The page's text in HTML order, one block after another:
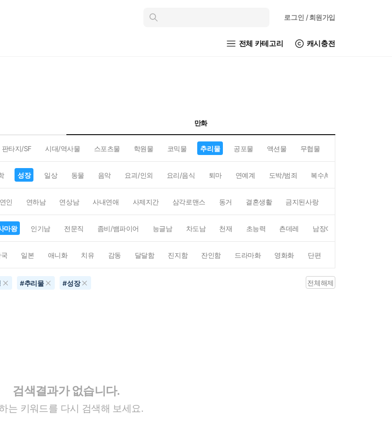
인
로그인 / 회원가입
전체 카테고리 캐시충전
만화
판타지/SF 시대/역사물 스포츠물 학원물 코믹물 추리물 공포물 액션물 무협물
성장 일상 동물 음악 요괴/인외 요리/음식 퇴마 연예계 도박/범죄 복수/배신
인 연하남 연상남 사내연애 사제지간 삼각로맨스 동거 결혼생활 금지된사랑
마왕 인기남 전문직 좀비/뱀파이어 능글남 차도남 천재 초능력 츤데레 남장여자
일본 애니화 치유 감동 달달함 진지함 잔인함 드라마화 영화화 단편
#추리물 #성장 전체해제
검색결과가 없습니다.
는 키워드를 다시 검색해 보세요.